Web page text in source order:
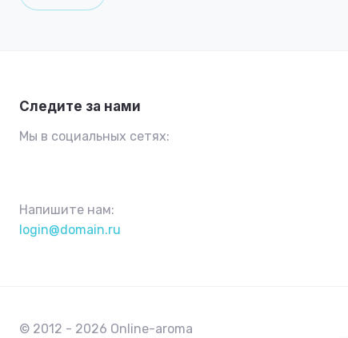
Следите за нами
Мы в социальных сетях:
Напишите нам:
login@domain.ru
© 2012 - 2026 Online-aroma